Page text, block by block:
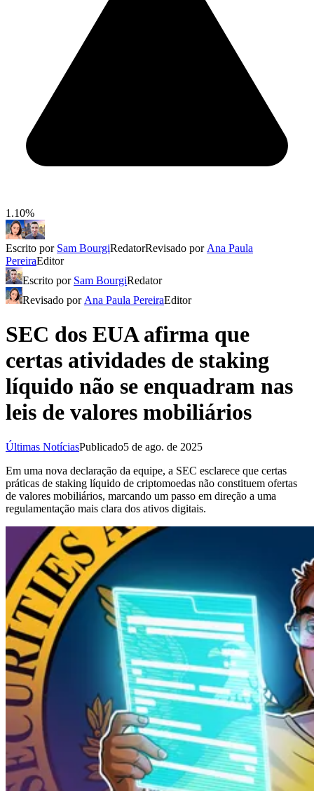
1.10%
Escrito por Sam BourgiRedatorRevisado por Ana Paula
PereiraEditor
Escrito por Sam BourgiRedator
Revisado por Ana Paula PereiraEditor
SEC dos EUA afirma que
certas atividades de staking
líquido não se enquadram nas
leis de valores mobiliários
Últimas NotíciasPublicado5 de ago. de 2025
Em uma nova declaração da equipe, a SEC esclarece que certas
práticas de staking líquido de criptomoedas não constituem ofertas
de valores mobiliários, marcando um passo em direção a uma
regulamentação mais clara dos ativos digitais.